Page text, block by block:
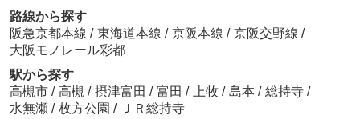
路線から探す
阪急京都本線 / 東海道本線 / 京阪本線 / 京阪交野線 /
大阪モノレール彩都
駅から探す
高槻市 / 高槻 / 摂津富田 / 富田 / 上牧 / 島本 / 総持寺 /
水無瀬 / 枚方公園 / ＪＲ総持寺